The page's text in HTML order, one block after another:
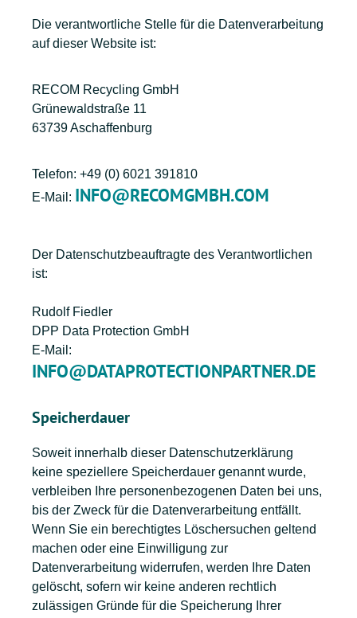
Die verantwortliche Stelle für die Datenverarbeitung
auf dieser Website ist:
RECOM Recycling GmbH
Grünewaldstraße 11
63739 Aschaffenburg
Telefon: +49 (0) 6021 391810
E-Mail: INFO@RECOMGMBH.COM
Der Datenschutzbeauftragte des Verantwortlichen
ist:
Rudolf Fiedler
DPP Data Protection GmbH
E-Mail:
INFO@DATAPROTECTIONPARTNER.DE
Speicherdauer
Soweit innerhalb dieser Datenschutzerklärung
keine speziellere Speicherdauer genannt wurde,
verbleiben Ihre personenbezogenen Daten bei uns,
bis der Zweck für die Datenverarbeitung entfällt.
Wenn Sie ein berechtigtes Löschersuchen geltend
machen oder eine Einwilligung zur
Datenverarbeitung widerrufen, werden Ihre Daten
gelöscht, sofern wir keine anderen rechtlich
zulässigen Gründe für die Speicherung Ihrer